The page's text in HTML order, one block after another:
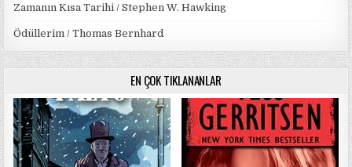
Zamanın Kısa Tarihi / Stephen W. Hawking
Ödüllerim / Thomas Bernhard
EN ÇOK TIKLANANLAR